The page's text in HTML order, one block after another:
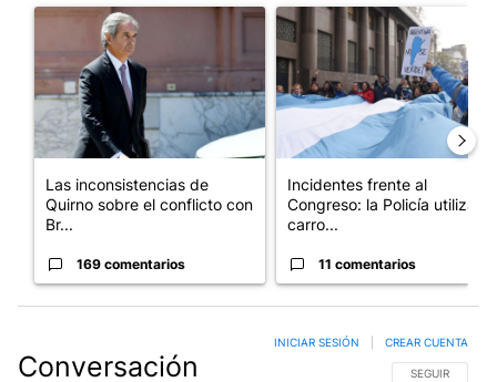
Un artículo de tendencia con el título "Las inconsistencias de
Las inconsistencias de
Quirno sobre el conflicto con
Br...
169 comentarios
Un artículo de tendencia con
Incidentes frente al
Congreso: la Policía utiliza
carro...
11 comentarios
Conversación SIGA ESTA
SEGUIR
INICIAR SESIÓN CREAR CUENTA